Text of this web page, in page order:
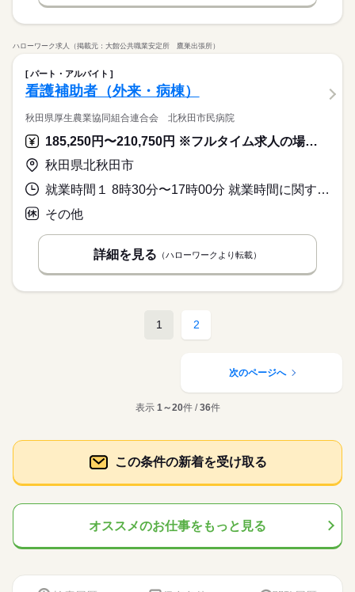
ハローワーク求人（掲載元：大館公共職業安定所 鷹巣出張所）
パート・アルバイト
看護補助者（外来・病棟）
秋田県厚生農業協同組合連合会 北秋田市民病院
185,250円〜210,750円 ※フルタイム求人の場合は月額（換算額）、パート求人の場合は時間額を表示しています。
秋田県北秋田市
就業時間１ 8時30分〜17時00分 就業時間に関する特記事項 《月平均労働時間１５０時間》
その他
詳細を見る （ハローワークより転載）
1 2
次のページへ
表示 1～20件 /36件
この条件の新着を受け取る
オススメのお仕事をもっと見る